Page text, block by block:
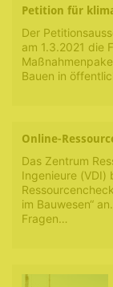
Petition für
Der
am 1.3.2021 die
Bauen in
Online-
Das Zentrum
Ingenieure (VDI)
im Bauwesen“
Fragen…